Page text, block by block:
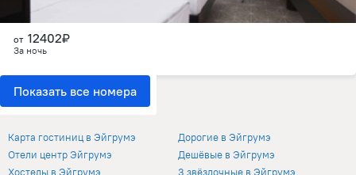
от 12402₽
За ночь
Показать все номера
Отели в Эйгрумэ
Карта гостиниц в Эйгрумэ
Отели центр Эйгрумэ
Хостелы в Эйгрумэ
Дорогие в Эйгрумэ
Дешёвые в Эйгрумэ
3 звёздочные в Эйгрумэ